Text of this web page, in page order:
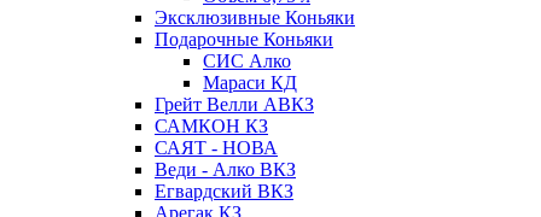
Эксклюзивные Коньяки
Подарочные Коньяки
СИС Алко
Мараси КД
Грейт Велли АВКЗ
САМКОН КЗ
САЯТ - НОВА
Веди - Алко ВКЗ
Егвардский ВКЗ
Арегак КЗ